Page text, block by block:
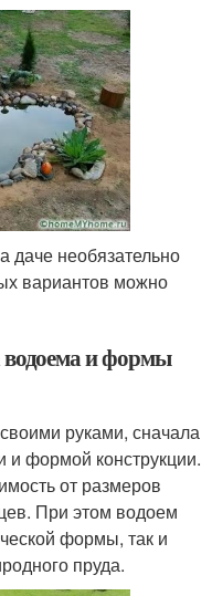
даче необязательно
вариантов можно
водоема и формы
руками, сначала
и формой конструкции.
от размеров
При этом водоем
формы, так и
пруда.